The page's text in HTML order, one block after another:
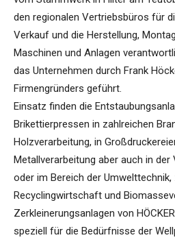
den regionalen Vertriebsbüros für
Verkauf und die Herstellung,
Maschinen und Anlagen
das Unternehmen durch Frank
Firmengründers geführt.
Einsatz finden die
Brikettierpressen in zahlreichen
Holzverarbeitung, in
Metallverarbeitung aber auch in der
oder im Bereich der Umwelttechnik,
Recyclingwirtschaft und
Zerkleinerungsanlagen von
speziell für die Bedürfnisse der